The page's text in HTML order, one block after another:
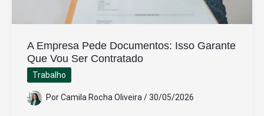
A Empresa Pede Documentos: Isso Garante
Que Vou Ser Contratado
Trabalho
PorCamila Rocha Oliveira /30/05/2026